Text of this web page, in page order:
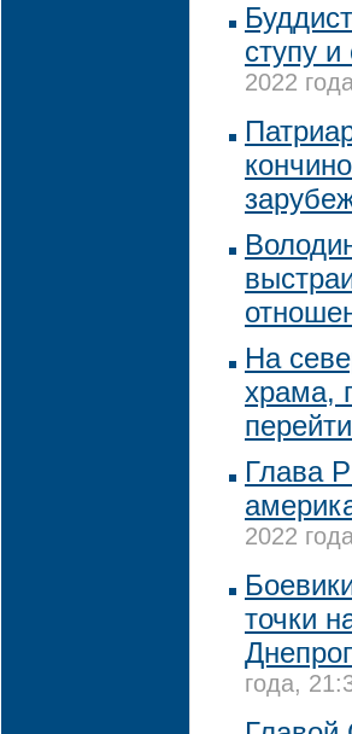
ступу
2022
На
храма,
Глава
2022
точки
года,